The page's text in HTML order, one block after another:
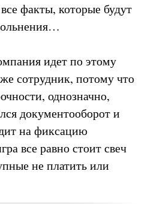
факты, которые будут
идет по этому
сотрудник, потому что
однозначно,
документооборот и
на фиксацию
все равно стоит свеч
не платить или